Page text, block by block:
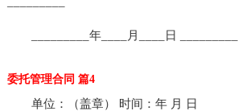
_________年____月____日 _________
委托管理合同 篇4
单位：（盖章） 时间：年 月 日